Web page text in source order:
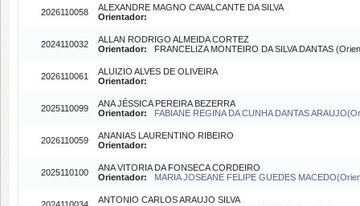
2026110058
ALEXANDRE MAGNO CAVALCANTE DA SILVA
Orientador:
2024110032
ALLAN RODRIGO ALMEIDA CORTEZ
Orientador: FRANCELIZA MONTEIRO DA SILVA DANTAS
2026110061
ALUIZIO ALVES DE OLIVEIRA
Orientador:
2025110099
ANA JÉSSICA PEREIRA BEZERRA
Orientador:
FABIANE REGINA DA CUNHA DANTAS
2026110059
ANANIAS LAURENTINO RIBEIRO
Orientador:
2025110100
ANA VITORIA DA FONSECA CORDEIRO
Orientador:
MARIA JOSEANE FELIPE GUEDES
ANTONIO CARLOS ARAUJO SILVA